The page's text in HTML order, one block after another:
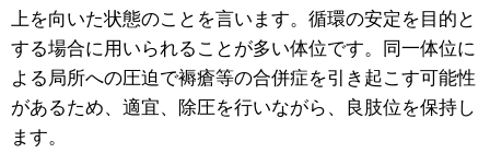
上を向いた状態のことを言います。循環の安定を目的と
する場合に用いられることが多い体位です。同一体位に
よる局所への圧迫で褥瘡等の合併症を引き起こす可能性
があるため、適宜、除圧を行いながら、良肢位を保持し
ます。